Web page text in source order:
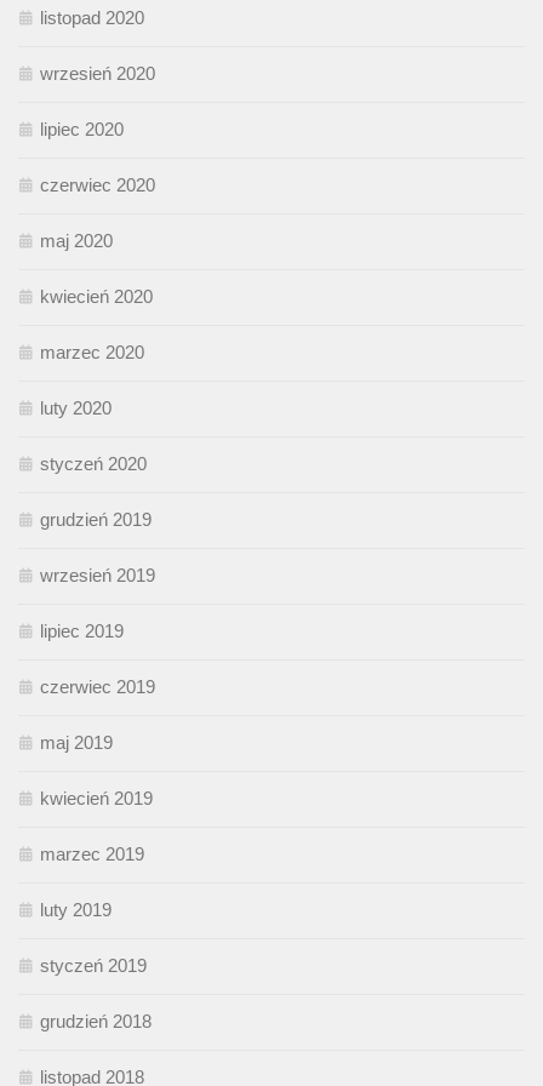
listopad 2020
wrzesień 2020
lipiec 2020
czerwiec 2020
maj 2020
kwiecień 2020
marzec 2020
luty 2020
styczeń 2020
grudzień 2019
wrzesień 2019
lipiec 2019
czerwiec 2019
maj 2019
kwiecień 2019
marzec 2019
luty 2019
styczeń 2019
grudzień 2018
listopad 2018